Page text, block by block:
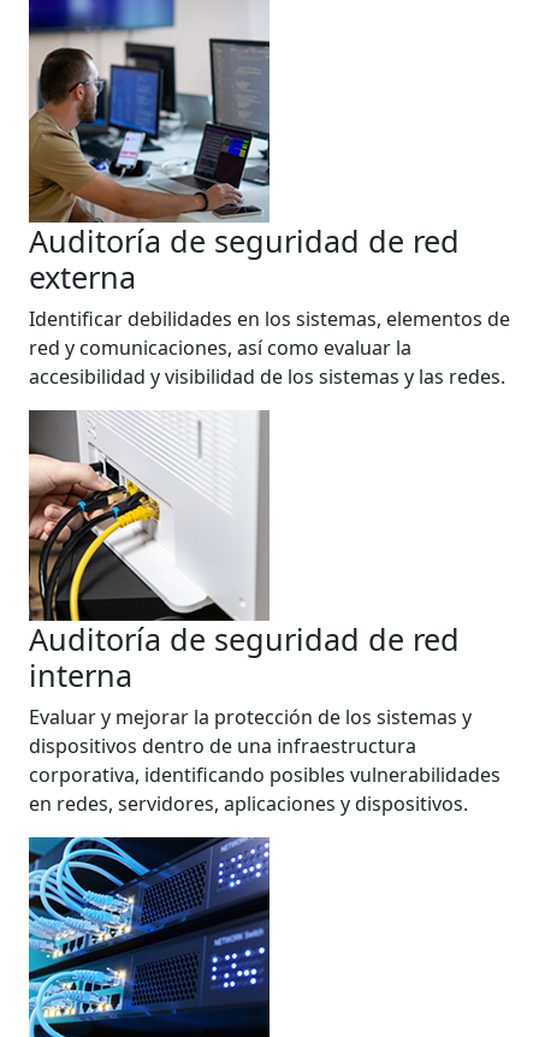
Auditoría de seguridad de red
externa
Identificar debilidades en los sistemas, elementos de
red y comunicaciones, así como evaluar la
accesibilidad y visibilidad de los sistemas y las redes.
Auditoría de seguridad de red
interna
Evaluar y mejorar la protección de los sistemas y
dispositivos dentro de una infraestructura
corporativa, identificando posibles vulnerabilidades
en redes, servidores, aplicaciones y dispositivos.